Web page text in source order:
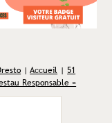
|Accueil | 51
Responsable »